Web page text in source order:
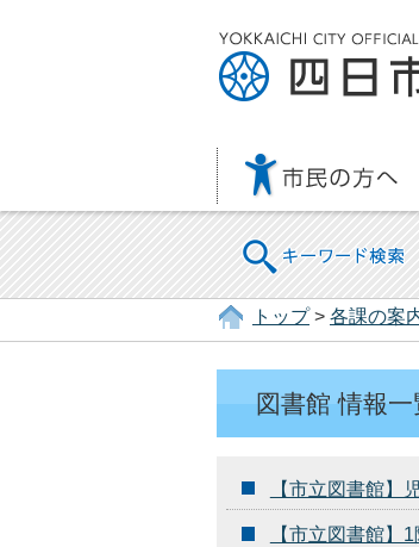
キーワード検索
トップ> 各課の案
図書館 情報一
【市立図書館】
【市立図書館】